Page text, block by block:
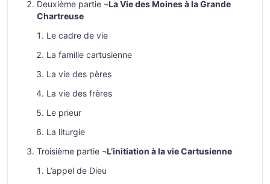
Deuxième partie ¬La Vie des Moines à la Grande
Chartreuse
Le cadre de vie
La famille cartusienne
La vie des pères
La vie des frères
Le prieur
La liturgie
Troisième partie ¬L’initiation à la vie Cartusienne
L’appel de Dieu